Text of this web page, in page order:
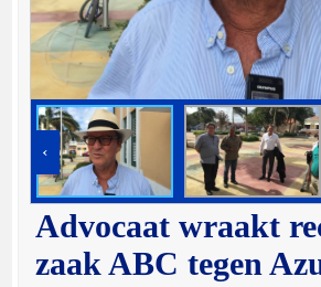
‹
Advocaat wraakt
zaak ABC tegen